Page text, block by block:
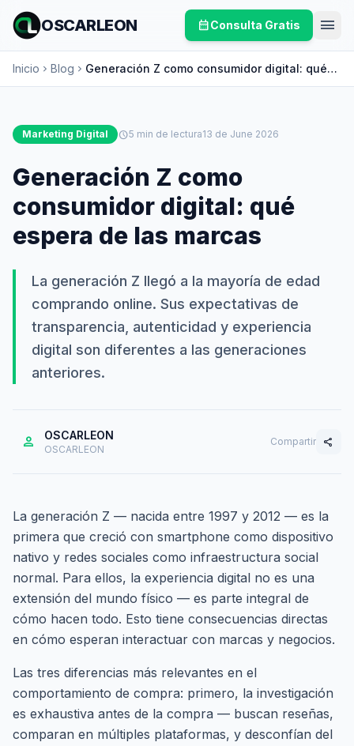
OSCARLEON calendar_monthConsulta Gratis menu
Inicio chevron_right Blog chevron_right Generación Z como consumidor digital: qué
espera de las marcas
Marketing Digital schedule5 min de lectura13 de June 2026
Generación Z como
consumidor digital: qué
espera de las marcas
La generación Z llegó a la mayoría de edad
comprando online. Sus expectativas de
transparencia, autenticidad y experiencia
digital son diferentes a las generaciones
anteriores.
person OSCARLEON
OSCARLEON
Compartir share
La generación Z — nacida entre 1997 y 2012 — es la
primera que creció con smartphone como dispositivo
nativo y redes sociales como infraestructura social
normal. Para ellos, la experiencia digital no es una
extensión del mundo físico — es parte integral de
cómo hacen todo. Esto tiene consecuencias directas
en cómo esperan interactuar con marcas y negocios.
Las tres diferencias más relevantes en el
comportamiento de compra: primero, la investigación
es exhaustiva antes de la compra — buscan reseñas,
comparan en múltiples plataformas, y desconfían del